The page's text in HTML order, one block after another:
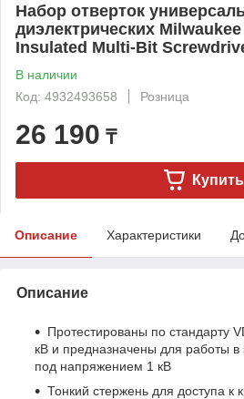
Набор отверток
диэлектрических
Insulated Multi-Bit
В наличии
Код: 4932493658
Розница
26 190 ₸
Купить
Описание Характеристики
Описание
Протестированы по стандарту
кВ и предназначены для работы в
под напряжением 1 кВ
Тонкий стержень для доступа к